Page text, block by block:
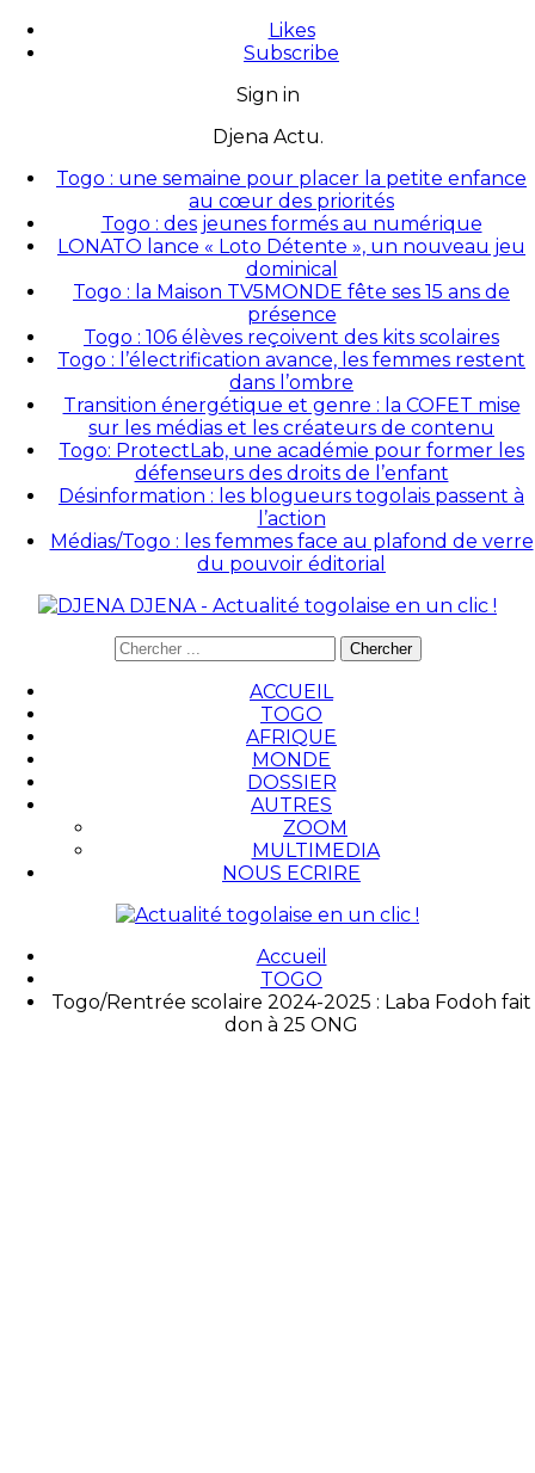
Likes
Subscribe
Sign in
Djena Actu.
Togo : une semaine pour placer la petite enfance
au cœur des priorités
Togo : des jeunes formés au numérique
LONATO lance « Loto Détente », un nouveau jeu
dominical
Togo : la Maison TV5MONDE fête ses 15 ans de
présence
Togo : 106 élèves reçoivent des kits scolaires
Togo : l’électrification avance, les femmes restent
dans l’ombre
Transition énergétique et genre : la COFET mise
sur les médias et les créateurs de contenu
Togo: ProtectLab, une académie pour former les
défenseurs des droits de l’enfant
Désinformation : les blogueurs togolais passent à
l’action
Médias/Togo : les femmes face au plafond de verre
du pouvoir éditorial
DJENA - Actualité togolaise en un clic !
ACCUEIL
TOGO
AFRIQUE
MONDE
DOSSIER
AUTRES
ZOOM
MULTIMEDIA
NOUS ECRIRE
Accueil
TOGO
Togo/Rentrée scolaire 2024-2025 : Laba Fodoh fait
don à 25 ONG